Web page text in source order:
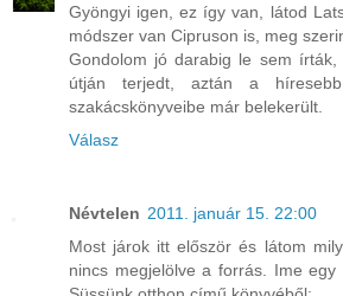
Gyöngyi igen, ez így van, látod
módszer van Cipruson is, meg
Gondolom jó darabig le sem írták,
útján terjedt, aztán a
szakácskönyveibe már belekerült.
Válasz
Névtelen 2011. január 15. 22:00
Most járok itt először és látom
nincs megjelölve a forrás. Ime egy